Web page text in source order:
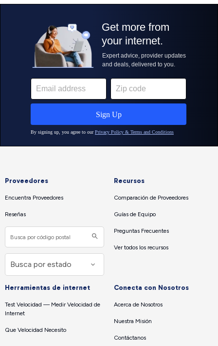
Proveedores
Encuentra Proveedores
Reseñas
Recursos
Comparación de Proveedores
Guías de Equipo
Preguntas Frecuentes
Ver todos los recursos
Herramientas de internet
Test Velocidad — Medir Velocidad de
Internet
Que Velocidad Necesito
Conecta con Nosotros
Acerca de Nosotros
Nuestra Misión
Contáctanos